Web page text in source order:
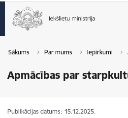
Sākums Par mums Iepirkumi
Apmācības par
Publikācijas datums: 15.12.2025.